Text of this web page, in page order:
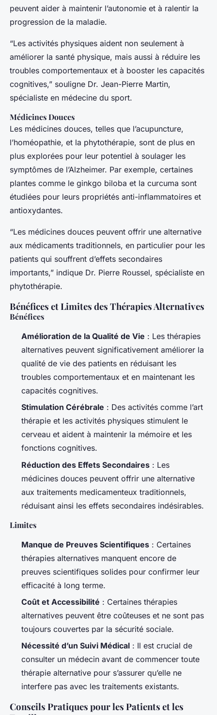
peuvent aider à maintenir l’autonomie et à ralentir la
progression de la maladie.
“Les activités physiques aident non seulement à
améliorer la santé physique, mais aussi à réduire les
troubles comportementaux et à booster les capacités
cognitives,” souligne Dr. Jean-Pierre Martin,
spécialiste en médecine du sport.
Médicines Douces
Les médicines douces, telles que l’acupuncture,
l’homéopathie, et la phytothérapie, sont de plus en
plus explorées pour leur potentiel à soulager les
symptômes de l’Alzheimer. Par exemple, certaines
plantes comme le ginkgo biloba et la curcuma sont
étudiées pour leurs propriétés anti-inflammatoires et
antioxydantes.
“Les médicines douces peuvent offrir une alternative
aux médicaments traditionnels, en particulier pour les
patients qui souffrent d’effets secondaires
importants,” indique Dr. Pierre Roussel, spécialiste en
phytothérapie.
Bénéfices et Limites des Thérapies Alternatives
Bénéfices
Amélioration de la Qualité de Vie : Les thérapies
alternatives peuvent significativement améliorer la
qualité de vie des patients en réduisant les
troubles comportementaux et en maintenant les
capacités cognitives.
Stimulation Cérébrale : Des activités comme l’art
thérapie et les activités physiques stimulent le
cerveau et aident à maintenir la mémoire et les
fonctions cognitives.
Réduction des Effets Secondaires : Les
médicines douces peuvent offrir une alternative
aux traitements medicamenteux traditionnels,
réduisant ainsi les effets secondaires indésirables.
Limites
Manque de Preuves Scientifiques : Certaines
thérapies alternatives manquent encore de
preuves scientifiques solides pour confirmer leur
efficacité à long terme.
Coût et Accessibilité : Certaines thérapies
alternatives peuvent être coûteuses et ne sont pas
toujours couvertes par la sécurité sociale.
Nécessité d’un Suivi Médical : Il est crucial de
consulter un médecin avant de commencer toute
thérapie alternative pour s’assurer qu’elle ne
interfere pas avec les traitements existants.
Conseils Pratiques pour les Patients et les